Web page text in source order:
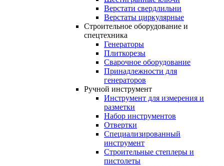
Верстати свердлильни
Верстаты циркулярные
Строительное оборудование и
спецтехника
Генераторы
Плиткорезы
Сварочное оборудование
Принадлежности для
генераторов
Ручной инструмент
Инструмент для измерения и
разметки
Набор инструментов
Отвертки
Специализированный
инструмент
Строительные степлеры и
пистолеты